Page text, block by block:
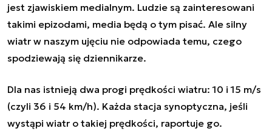
jest zjawiskiem medialnym. Ludzie są zainteresowani
takimi epizodami, media będą o tym pisać. Ale silny
wiatr w naszym ujęciu nie odpowiada temu, czego
spodziewają się dziennikarze.
Dla nas istnieją dwa progi prędkości wiatru: 10 i 15 m/s
(czyli 36 i 54 km/h). Każda stacja synoptyczna, jeśli
wystąpi wiatr o takiej prędkości, raportuje go.